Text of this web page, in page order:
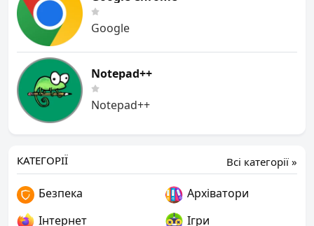
Google
Notepad++
Notepad++
Всі категорії »
КАТЕГОРІЇ
Безпека
Архіватори
Інтернет
Ігри